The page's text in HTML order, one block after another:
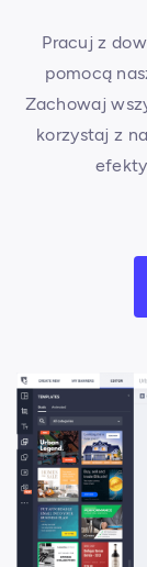
Pracuj z
pomocą
Zachowaj
korzystaj z